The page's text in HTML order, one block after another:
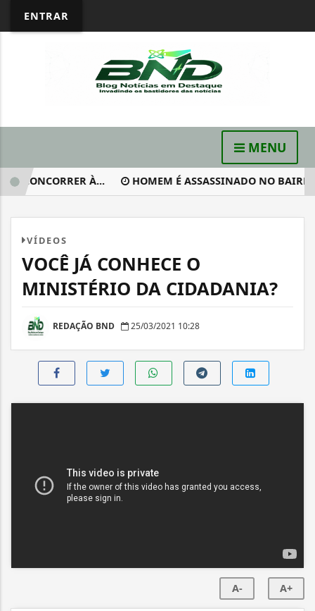
ENTRAR
MENU
CONCORRER À... HOMEM É ASSASSINADO NO BAIRRO
VÍDEOS
VOCÊ JÁ CONHECE O
MINISTÉRIO DA CIDADANIA?
REDAÇÃO BND 25/03/2021 10:28
A- A+